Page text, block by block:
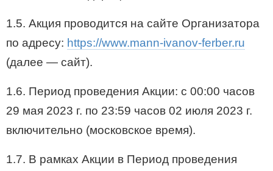
1.5. Акция проводится на сайте Организатора
по адресу: https://www.mann-ivanov-ferber.ru
(далее — сайт).
1.6. Период проведения Акции: с 00:00 часов
29 мая 2023 г. по 23:59 часов 02 июля 2023 г.
включительно (московское время).
1.7. В рамках Акции в Период проведения